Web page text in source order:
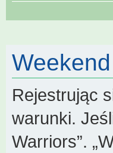
Rejestrując
warunki.
Warriors”.